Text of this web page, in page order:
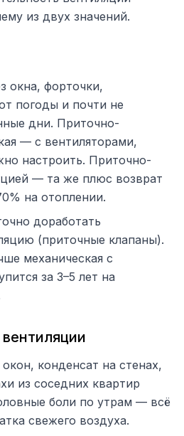
из двух значений.
окна, форточки,
погоды и почти не
дни. Приточно-
— с вентиляторами,
настроить. Приточно-
— та же плюс возврат
на отоплении.
доработать
(приточные клапаны).
механическая с
за 3–5 лет на
конденсат на стенах,
из соседних квартир
боли по утрам — всё
свежего воздуха.